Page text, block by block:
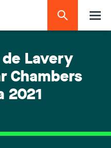
de Lavery
Chambers
2021